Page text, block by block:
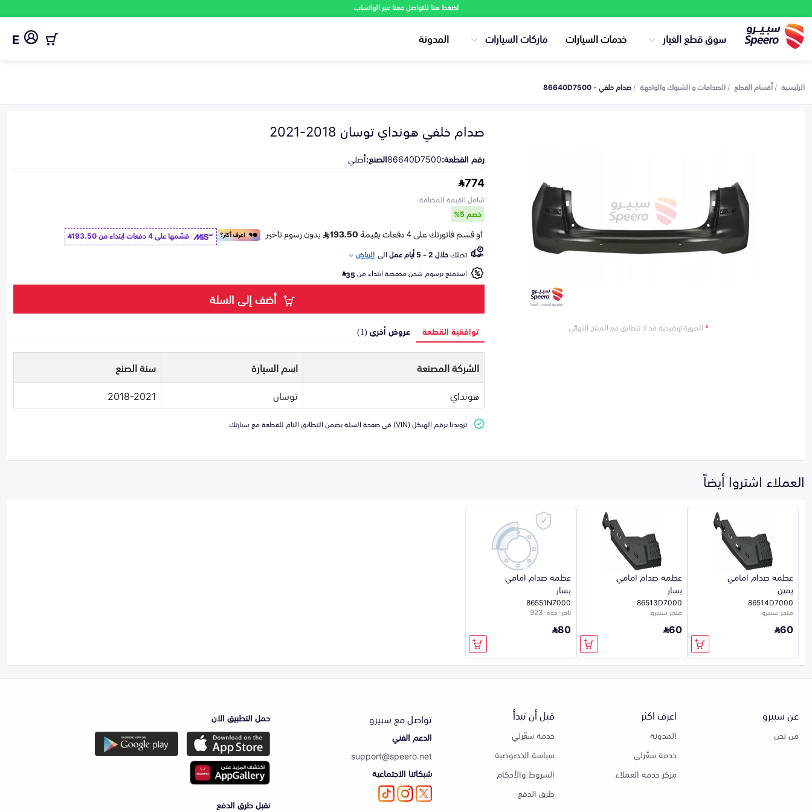
اضغط هنا للتواصل معنا عبر الواتساب
سوق قطع الغيار خدمات السيارات ماركات السيارات المدونة E
الرئيسية أقسام القطع الصدامات و الشبوك والواجهة صدام خلفي - 86640D7500
*الصورة توضيحية قد لا تتطابق مع المنتج النهائي
صدام خلفي هونداي توسان 2018-2021
رقم القطعة:86640D7500الصنع:أصلي
774
شامل القيمة المضافة
خصم 5%
قسّمها على 4 دفعات ابتداء من
193.50
تصلكخلال 2 - 5 أيام عمل الى الرياض
استمتع برسوم شحن مخفضة ابتداء من35
أضف إلى السلة
توافقية القطعة عروض أخرى (1)
الشركة المصنعة اسم السيارة
سنة الصنع
هونداي
توسان 2018-2021
تزويدنا برقم الهيكل (VIN) في صفحة السلة يضمن التطابق التام للقطعة مع سيارتك
العملاء اشتروا أيضاً
عظمة صدام امامي
يمين
86514D7000
متجر سبيرو
60
عظمة صدام امامي
يسار
86513D7000
متجر سبيرو
60
عظمة صدام امامي
يسار
86551N7000
تاجر-جدة-923
80
عن سبيرو
من نحن
اعرف اكثر
المدونة
خدمة سعّرلي
مركز خدمة العملاء
قبل أن تبدأ
خدمة سعّرلي
سياسة الخصوصية
الشروط والأحكام
طرق الدفع
تواصل مع سبيرو
الدعم الفني
support@speero.net
شبكاتنا الاجتماعية
حمل التطبيق الان
نقبل طرق الدفع